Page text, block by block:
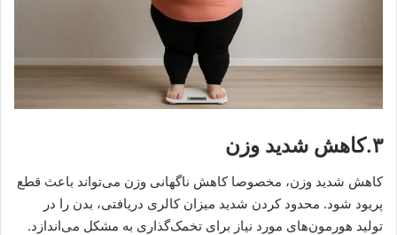
۳.کاهش شدید وزن
کاهش شدید وزن، مخصوصا کاهش ناگهانی وزن می‌تواند باعث قطع
پریود شود. محدود کردن شدید میزان کالری دریافتی، بدن را در
تولید هورمون‌های مورد نیاز برای تخمک‌گذاری به مشکل می‌اندازد.